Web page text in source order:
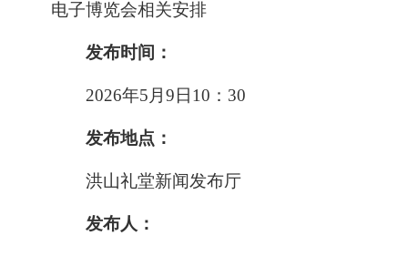
电子博览会相关安排
发布时间：
2026年5月9日10：30
发布地点：
洪山礼堂新闻发布厅
发布人：